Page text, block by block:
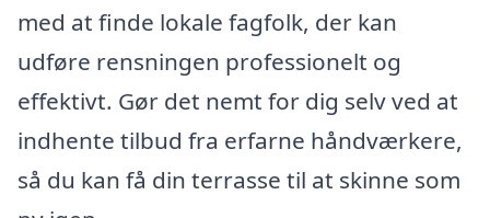
med at finde lokale fagfolk, der kan
udføre rensningen professionelt og
effektivt. Gør det nemt for dig selv ved at
indhente tilbud fra erfarne håndværkere,
så du kan få din terrasse til at skinne som